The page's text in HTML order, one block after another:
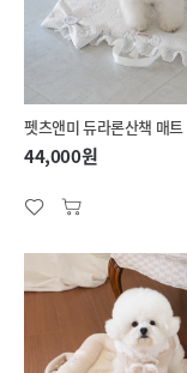
펫츠앤미 듀라론산책 매트
44,000원